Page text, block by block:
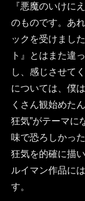
『悪魔のいけに
のものです。あ
ックを受けまし
ト』とはまた違
し、感じさせて
については、僕
くさん観始めた
狂気”がテーマに
味で恐ろしかっ
狂気を的確に描
ルイマン作品に
す。